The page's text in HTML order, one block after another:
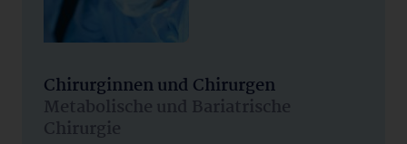
Chirurginnen und Chirurgen
Metabolische und Bariatrische
Chirurgie